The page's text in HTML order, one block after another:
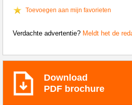
Toevoegen aan mijn favorieten
Verdachte advertentie? Meldt het de
Download
PDF brochure